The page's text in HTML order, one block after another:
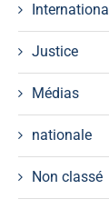
International
Justice
Médias
nationale
Non classé